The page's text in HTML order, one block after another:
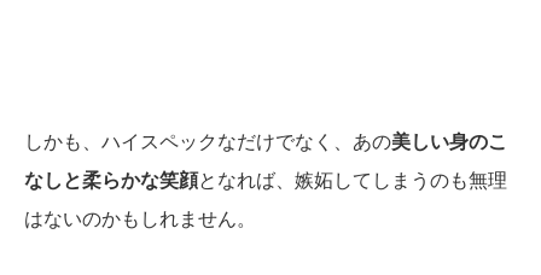
しかも、ハイスペックなだけでなく、あの美しい身のこ
なしと柔らかな笑顔となれば、嫉妬してしまうのも無理
はないのかもしれません。